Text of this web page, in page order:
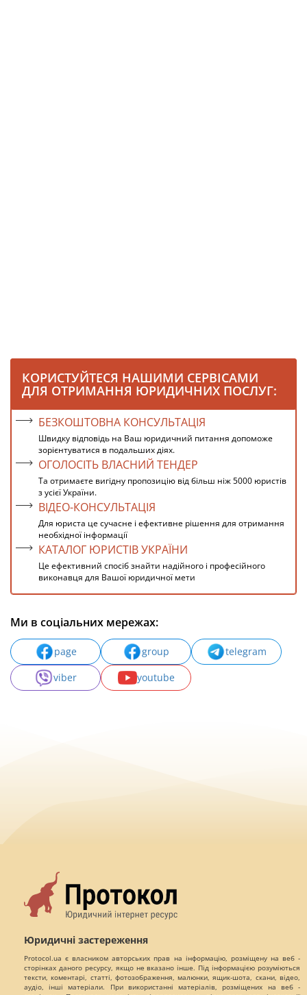
КОРИСТУЙТЕСЯ НАШИМИ СЕРВІСАМИ
ДЛЯ ОТРИМАННЯ ЮРИДИЧНИХ ПОСЛУГ:
БЕЗКОШТОВНА КОНСУЛЬТАЦІЯ
Швидку відповідь на Ваш юридичний питання допоможе
зорієнтуватися в подальших діях.
ОГОЛОСІТЬ ВЛАСНИЙ ТЕНДЕР
Та отримаєте вигідну пропозицію від більш ніж 5000 юристів
з усієї України.
ВІДЕО-КОНСУЛЬТАЦІЯ
Для юриста це сучасне і ефективне рішення для отримання
необхідної інформації
КАТАЛОГ ЮРИСТІВ УКРАЇНИ
Це ефективний спосіб знайти надійного і професійного
виконавця для Вашої юридичної мети
Ми в соціальних мережах:
page group
telegram
viber
youtube
Юридичні застереження
Protocol.ua є власником авторських прав на інформацію, розміщену на веб -
сторінках даного ресурсу, якщо не вказано інше. Під інформацією розуміються
тексти, коментарі, статті, фотозображення, малюнки, ящик-шота, скани, відео,
аудіо, інші матеріали. При використанні матеріалів, розміщених на веб -